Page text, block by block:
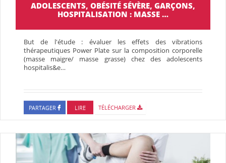
ADOLESCENTS, OBÉSITÉ SÉVÈRE, GARÇONS,
HOSPITALISATION : MASSE …
But de l'étude : évaluer les effets des vibrations
thérapeutiques Power Plate sur la composition corporelle
(masse maigre/ masse grasse) chez des adolescents
hospitalis&e…
PARTAGER LIRE TÉLÉCHARGER